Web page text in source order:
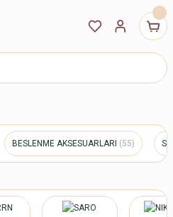
BESLENME AKSESUARLARI (55)